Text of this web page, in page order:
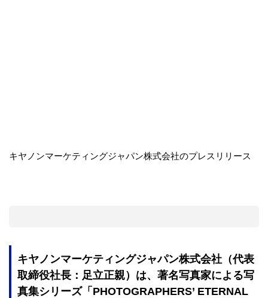
キヤノンマーケティングジャパン株式会社のプレスリリース
キヤノンマーケティングジャパン株式会社（代表
取締役社長：足立正親）は、著名写真家による写
真集シリーズ「PHOTOGRAPHERS’ ETERNAL